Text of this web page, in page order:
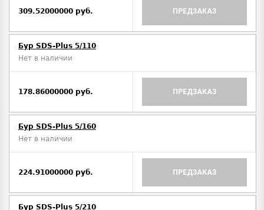
309.52000000 руб. ПРЕДЗАКАЗ
Бур SDS-Plus 5/110
Нет в наличии
178.86000000 руб. ПРЕДЗАКАЗ
Бур SDS-Plus 5/160
Нет в наличии
224.91000000 руб. ПРЕДЗАКАЗ
Бур SDS-Plus 5/210